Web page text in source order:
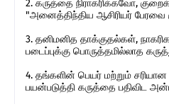
2. கருத்தை நிராகரிக்கவோ,
"அனைத்திந்திய ஆசிரியர் பேரவை
3. தனிமனித தாக்குதல்கள்,
படைப்புக்கு பொருத்தமில்லாத
4. தங்களின் பெயர் மற்றும்
பயன்படுத்தி கருத்தை பதிவிட